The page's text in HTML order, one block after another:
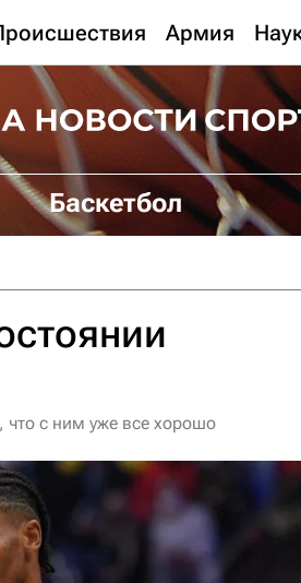
Армия
Баскетбол
с ним уже все хорошо